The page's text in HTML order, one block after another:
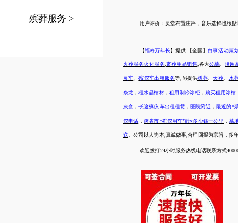
殡葬服务 > 用户评价： 灵堂布置庄严，音乐选择也很贴
【福寿万年长】提供:【全国】白事活动策划
火葬服务火化服务, 丧葬用品销售 ,各大公墓 、陵园
灵车 、殡仪车出租服务等 ,另提供树葬 、天葬 水
条龙 ， 租水晶棺材 ， 租用制冷冰柜 ， 购买租用冰棺
灰盒 ，长途殡仪车出租租赁， 医院附近 ，最近的*
仪电话 ，跨省市*殡仪用车转运多少钱一公里 ， 墓
送 。公司以人为本 ,真诚做事,合理回报为宗旨，多
欢迎拨打24小时服务热线电话联系方式